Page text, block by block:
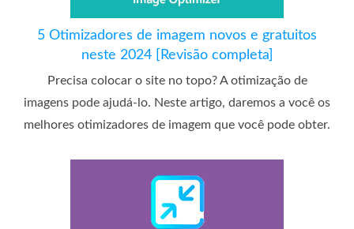
5 Otimizadores de imagem novos e gratuitos
neste 2024 [Revisão completa]
Precisa colocar o site no topo? A otimização de
imagens pode ajudá-lo. Neste artigo, daremos a você os
melhores otimizadores de imagem que você pode obter.